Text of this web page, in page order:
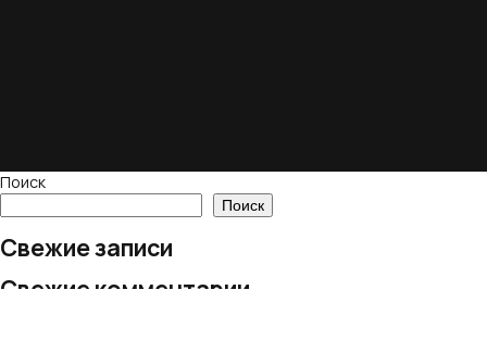
Поиск
Поиск
Свежие записи
Свежие комментарии